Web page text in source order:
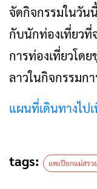
จัดกิจกรรมในวัน
กับนักท่องเที่ยวที่
การท่องเที่ยวโด
ลาวในกิจกรรมก
แผนที่เดินทางไป
tags: แพเปียกแม่สรวย